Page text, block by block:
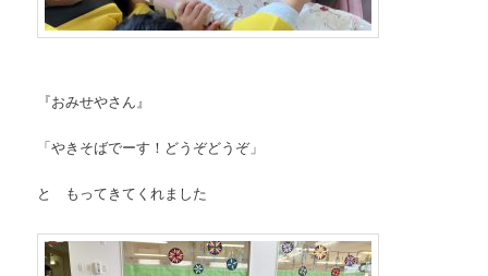
『おみせやさん』
「やきそばでーす！どうぞどうぞ」
と もってきてくれました